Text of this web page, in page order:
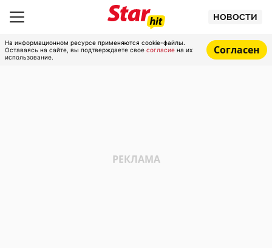
НОВОСТИ
На информационном ресурсе применяются cookie-файлы.
Оставаясь на сайте, вы подтверждаете свое согласие на их
использование.
Согласен